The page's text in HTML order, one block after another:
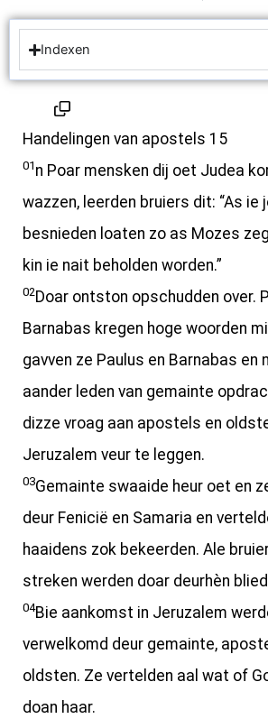
Indexen
Handelingen van apostels 15
01 n Poar mensken dij oet Judea
wazzen, leerden bruiers dit: “As ie
besnieden loaten zo as Mozes
kin ie nait beholden worden.”
02Doar ontston opschudden over.
Barnabas kregen hoge woorden
gavven ze Paulus en Barnabas en
aander leden van gemainte
dizze vroag aan apostels en
Jeruzalem veur te leggen.
03Gemainte swaaide heur oet en
deur Fenicië en Samaria en
haaidens zok bekeerden. Ale
streken werden doar deurhèn
04Bie aankomst in Jeruzalem
verwelkomd deur gemainte,
oldsten. Ze vertelden aal wat of
doan haar.